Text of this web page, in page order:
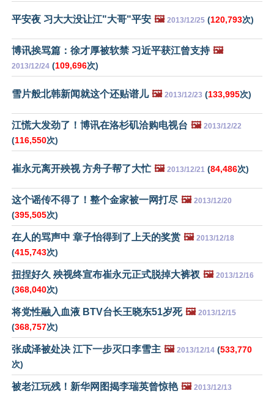
平安夜 习大大没让江"大哥"平安 🖼️ 2013/12/25 (120,793次)
博讯挨骂篇：徐才厚被软禁 习近平获江曾支持 🖼️
2013/12/24 (109,696次)
雪片般北韩新闻就这个还贴谱儿 🖼️ 2013/12/23 (133,995次)
江慌大发劲了！博讯在洛杉矶洽购电视台 🖼️ 2013/12/22
(116,550次)
崔永元离开殃视 方舟子帮了大忙 🖼️ 2013/12/21 (84,486次)
这个谣传不得了！整个金家被一网打尽 🖼️ 2013/12/20
(395,505次)
在人的骂声中 章子怡得到了上天的奖赏 🖼️ 2013/12/18
(415,743次)
扭捏好久 殃视终宣布崔永元正式脱掉大裤衩 🖼️ 2013/12/16
(368,040次)
将党性融入血液 BTV台长王晓东51岁死 🖼️ 2013/12/15
(368,757次)
张成泽被处决 江下一步灭口李雪主 🖼️ 2013/12/14 (533,770
次)
被老江玩残！新华网图揭李瑞英曾惊艳 🖼️ 2013/12/13